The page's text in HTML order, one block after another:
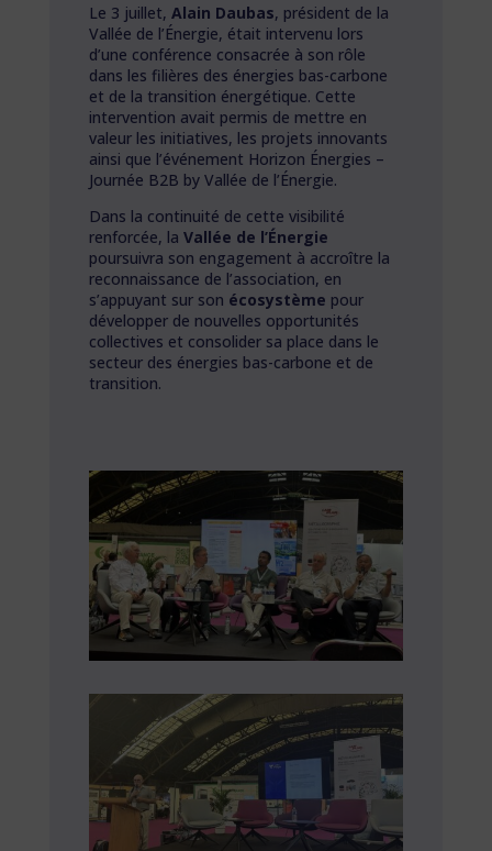
Le 3 juillet, Alain Daubas, président de la
Vallée de l’Énergie, était intervenu lors
d’une conférence consacrée à son rôle
dans les filières des énergies bas-carbone
et de la transition énergétique. Cette
intervention avait permis de mettre en
valeur les initiatives, les projets innovants
ainsi que l’événement Horizon Énergies –
Journée B2B by Vallée de l’Énergie.
Dans la continuité de cette visibilité
renforcée, la Vallée de l’Énergie
poursuivra son engagement à accroître la
reconnaissance de l’association, en
s’appuyant sur son écosystème pour
développer de nouvelles opportunités
collectives et consolider sa place dans le
secteur des énergies bas-carbone et de
transition.